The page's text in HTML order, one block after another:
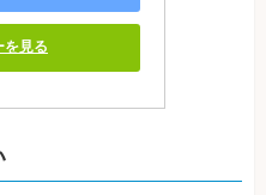
を見る